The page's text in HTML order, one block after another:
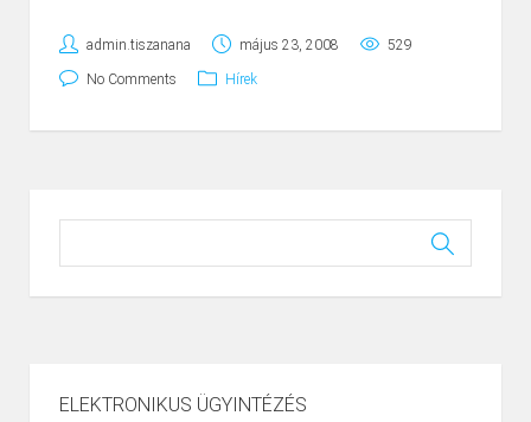
admin.tiszanana május 23, 2008 529
No Comments Hírek
ELEKTRONIKUS ÜGYINTÉZÉS